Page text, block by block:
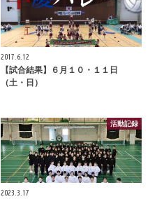
2017.6.12
【試合結果】６月１０・１１日
（土・日）
活動記録
2023.3.17